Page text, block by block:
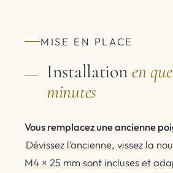
MISE EN PLACE
Installationen
minutes
Vous remplacez une ancienne
Dévissez l’ancienne, vissez la
M4 × 25 mm sont incluses et